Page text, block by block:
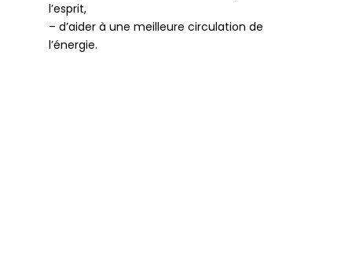
l’esprit,
– d’aider à une meilleure circulation de
l’énergie.